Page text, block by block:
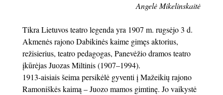
Angelė Mikelinskaitė
Tikra Lietuvos teatro legenda yra 1907 m. rugsėjo 3 d.
Akmenės rajono Dabikinės kaime gimęs aktorius,
režisierius, teatro pedagogas, Panevėžio dramos teatro
įkūrėjas Juozas Miltinis (1907–1994).
1913-aisiais šeima persikėlė gyventi į Mažeikių rajono
Ramoniškės kaimą – Juozo mamos gimtinę. Jo vaikystė